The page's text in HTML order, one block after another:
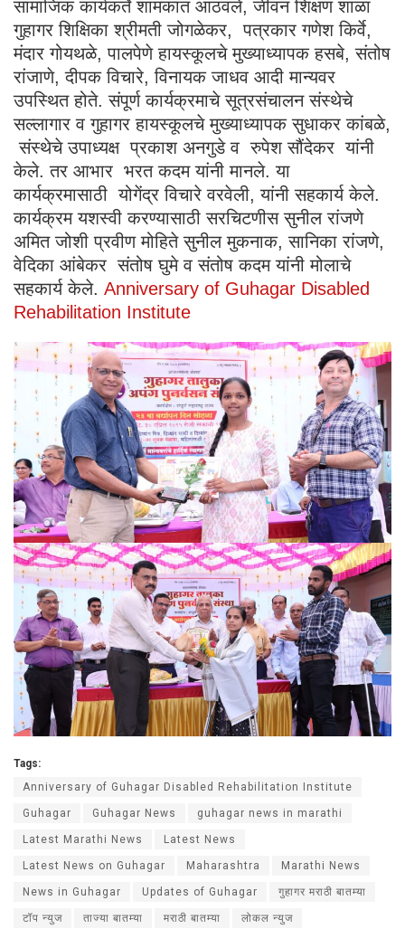
सामाजिक कार्यकर्ते शामकांत आठवले, जीवन शिक्षण शाळा
गुहागर शिक्षिका श्रीमती जोगळेकर, पत्रकार गणेश किर्वे,
मंदार गोयथळे, पालपेणे हायस्कूलचे मुख्याध्यापक हसबे, संतोष
रांजाणे, दीपक विचारे, विनायक जाधव आदी मान्यवर
उपस्थित होते. संपूर्ण कार्यक्रमाचे सूत्रसंचालन संस्थेचे
सल्लागार व गुहागर हायस्कूलचे मुख्याध्यापक सुधाकर कांबळे,
संस्थेचे उपाध्यक्ष प्रकाश अनगुडे व रुपेश सौंदेकर यांनी
केले. तर आभार भरत कदम यांनी मानले. या
कार्यक्रमासाठी योगेंद्र विचारे वरवेली, यांनी सहकार्य केले.
कार्यक्रम यशस्वी करण्यासाठी सरचिटणीस सुनील रांजणे
अमित जोशी प्रवीण मोहिते सुनील मुकनाक, सानिका रांजणे,
वेदिका आंबेकर संतोष घुमे व संतोष कदम यांनी मोलाचे
सहकार्य केले. Anniversary of Guhagar Disabled
Rehabilitation Institute
Tags:
Anniversary of Guhagar Disabled Rehabilitation Institute
Guhagar Guhagar News guhagar news in marathi
Latest Marathi News Latest News
Latest News on Guhagar Maharashtra Marathi News
News in Guhagar Updates of Guhagar गुहागर मराठी बातम्या
टॉप न्युज ताज्या बातम्या मराठी बातम्या लोकल न्युज